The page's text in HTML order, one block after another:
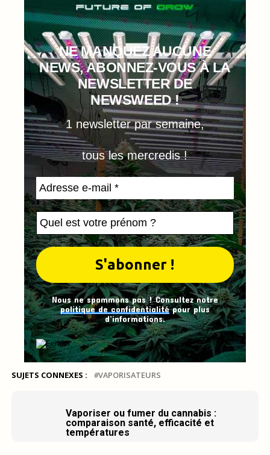
NE MANQUEZ AUCUNE
NEWS, ABONNEZ-VOUS À LA
NEWSLETTER DE
NEWSWEED !
1 newsletter par semaine,
tous les mercredis !
Nous ne spammons pas ! Consultez notre
politique de confidentialitépour plus
d’informations.
SUJETS CONNEXES : VAPORISATEURS
Vaporiser ou fumer du cannabis :
comparaison santé, efficacité et
températures